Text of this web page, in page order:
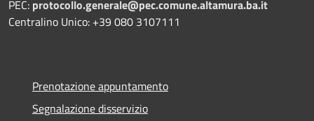
PEC: protocollo.generale@pec.comune.altamura.ba.it
Centralino Unico: +39 080 3107111
Prenotazione appuntamento
Segnalazione disservizio